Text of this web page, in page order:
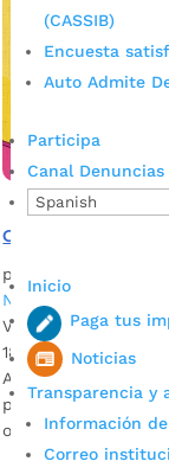
(CASSIB)
Encuesta
Auto Admite
Participa
Canal
Inicio
Paga tus
Noticias
Transparencia y
Información
Correo
Conozca la
por
Noticias
Vea todos los
18 de septiembre.
Alcaldía de
populares
ocupación hotelera